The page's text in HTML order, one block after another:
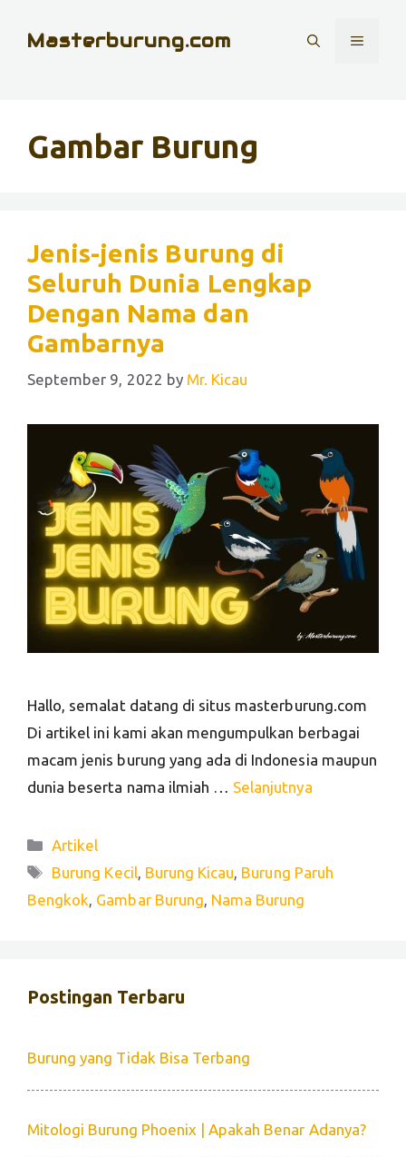
Masterburung.com MENU
Gambar Burung
Jenis-jenis Burung di
Seluruh Dunia Lengkap
Dengan Nama dan
Gambarnya
September 9, 2022 by Mr. Kicau
Hallo, semalat datang di situs masterburung.com
Di artikel ini kami akan mengumpulkan berbagai
macam jenis burung yang ada di Indonesia maupun
dunia beserta nama ilmiah … Selanjutnya
Categories
Artikel
Tags
Burung Kecil Burung Kicau Burung Paruh
Bengkok Gambar Burung Nama Burung
Postingan Terbaru
Burung yang Tidak Bisa Terbang
Mitologi Burung Phoenix | Apakah Benar Adanya?